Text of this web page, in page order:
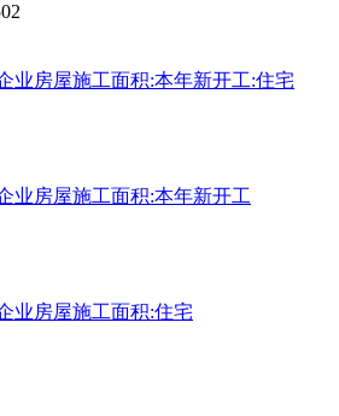
业房屋施工面积:本年新开工:住宅
业房屋施工面积:本年新开工
业房屋施工面积:住宅